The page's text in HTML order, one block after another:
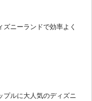
ニーランドで効率よく
プルに大人気のディズニ